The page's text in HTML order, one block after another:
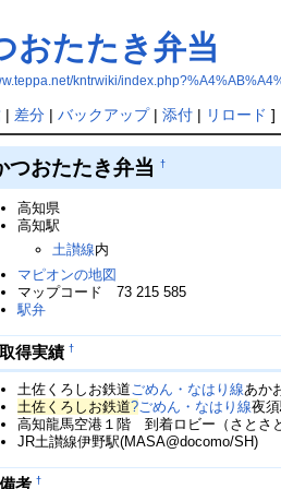
おたたき弁当
kntrwiki/
| 差分| バックアップ| 添付| リロード
つおたたき弁当†
高知県
高知駅
土讃線内
マピオンの地図
マップコード 73 215 585
駅弁
取得実績 †
土佐くろしお鉄道 ごめん・なはり線あか
土佐くろしお鉄道? ごめん・なはり線夜
高知龍馬空港１階 到着ロビー（さとさ
JR土讃線伊野駅(MASA@docomo/SH)
備考 †